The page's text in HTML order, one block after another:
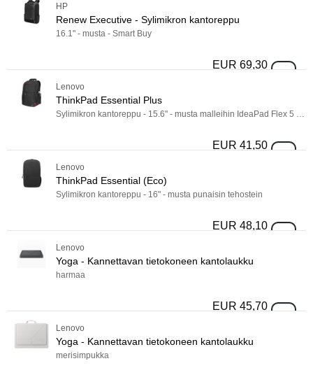
Tuotemateriaali
Tuotemateriaali
Ominaisuudet
Ominaisuudet
Tuotetyyppi
Tuotetyyppi
Paino
Tuotelinja
Tuotelinja
Malli
HP
Renew Executive - Sylimikron kantoreppu
16.1" - musta - Smart Buy
EUR 69,30 Renew
Lenovo
ThinkPad Essential Plus
EUR 41,50
Lenovo
ThinkPad Essential (Eco)
Sylimikron kantoreppu - 16" - musta punaisin tehostein
EUR 48,10
Lenovo
Yoga - Kannettavan tietokoneen kantolaukku
harmaa
EUR 45,70 Yoga -
Lenovo
Yoga - Kannettavan tietokoneen kantolaukku
merisimpukka